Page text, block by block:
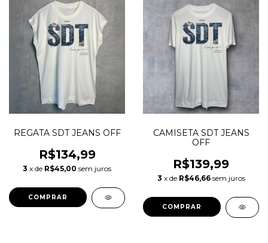
REGATA SDT JEANS OFF
R$134,99
3 x de R$45,00 sem juros
COMPRAR
CAMISETA SDT JEANS
OFF
R$139,99
3 x de R$46,66 sem juros
COMPRAR